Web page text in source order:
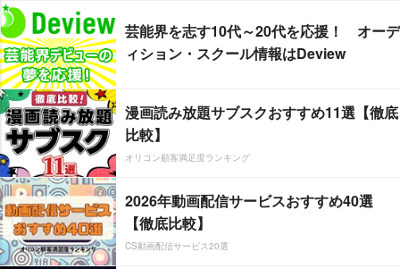
芸能界を志す10代～20代を応援！ オーデ
ィション・スクール情報はDeview
漫画読み放題サブスクおすすめ11選【徹底
比較】
オリコン顧客満足度ランキング
2026年動画配信サービスおすすめ40選
【徹底比較】
CS動画配信サービス20選